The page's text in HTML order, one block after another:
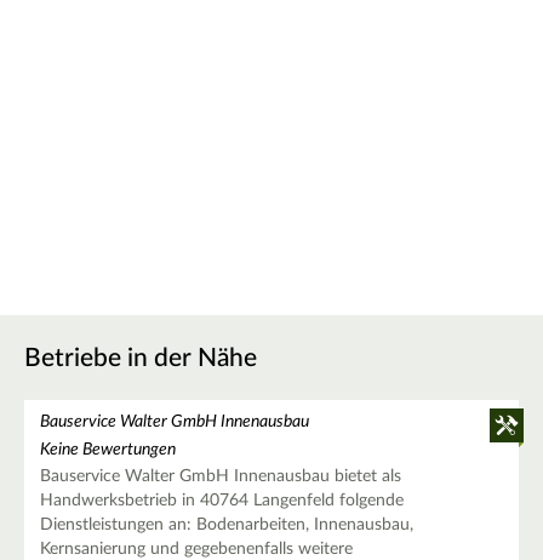
Betriebe in der Nähe
Bauservice Walter GmbH Innenausbau
Keine Bewertungen
Bauservice Walter GmbH Innenausbau bietet als
Handwerksbetrieb in 40764 Langenfeld folgende
Dienstleistungen an: Bodenarbeiten, Innenausbau,
Kernsanierung und gegebenenfalls weitere